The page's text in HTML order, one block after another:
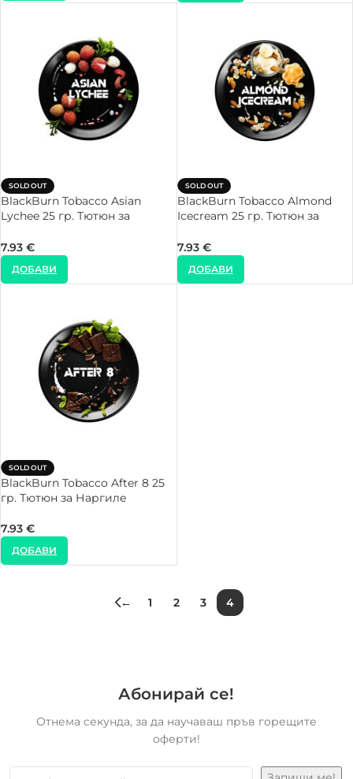
SOLD OUT
BlackBurn Tobacco Asian
Lychee 25 гр. Тютюн за
7.93 €
ДОБАВИ
SOLD OUT
BlackBurn Tobacco Almond
Icecream 25 гр. Тютюн за
7.93 €
ДОБАВИ
SOLD OUT
BlackBurn Tobacco After 8 25
гр. Тютюн за Наргиле
7.93 €
ДОБАВИ
← 1 2 3 4
Абонирай се!
Отнема секунда, за да научаваш пръв горещите
оферти!